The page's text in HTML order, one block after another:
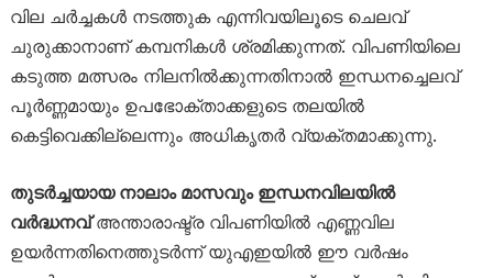
വില ചർച്ചകൾ നടത്തുക എന്നിവയിലൂടെ ചെലവ്
ചുരുക്കാനാണ് കമ്പനികൾ ശ്രമിക്കുന്നത്. വിപണിയിലെ
കടുത്ത മത്സരം നിലനിൽക്കുന്നതിനാൽ ഇന്ധനച്ചെലവ്
പൂർണ്ണമായും ഉപഭോക്താക്കളുടെ തലയിൽ
കെട്ടിവെക്കില്ലെന്നും അധികൃതർ വ്യക്തമാക്കുന്നു.
തുടർച്ചയായ നാലാം മാസവും ഇന്ധനവിലയിൽ
വർദ്ധനവ്അന്താരാഷ്ട്ര വിപണിയിൽ എണ്ണവില
ഉയർന്നതിനെത്തുടർന്ന് യുഎഇയിൽ ഈ വർഷം